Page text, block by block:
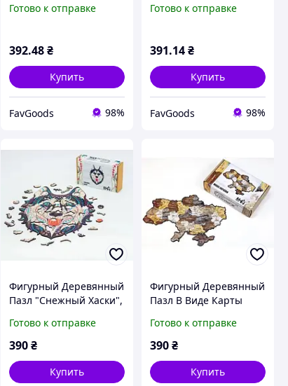
FavGoods
Готово к отправке
392.48 ₴
Купить
FavGoods 98%
Деталей || FavGoods
Готово к отправке
391.14₴
Купить
FavGoods 98%
Фигурный Деревянный
Пазл "Снежный Хаски",
Готово к отправке
390 ₴
Купить
Фигурный Деревянный
Пазл В Виде Карты
Деталей | PLACE
Готово к отправке
390₴
Купить